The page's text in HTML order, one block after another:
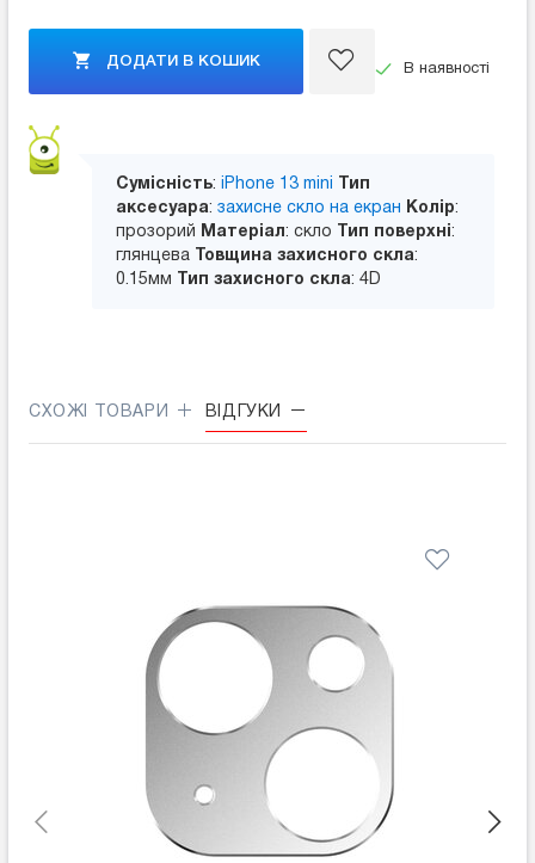
ДОДАТИ В КОШИК
В наявності
Сумісність: iPhone 13 mini
Тип
аксесуара: захисне скло на екран Колір:
прозорий
Матеріал: скло Тип поверхні:
глянцева
Товщина захисного скла:
0.15мм
Тип захисного скла: 4D
СХОЖІ ТОВАРИ ВІДГУКИ